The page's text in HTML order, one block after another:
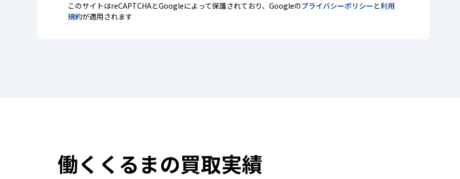
このサイトはreCAPTCHAとGoogleによって保護されており、Googleのプライバシーポリシーと利用
規約が適用されます
働くくるまの買取実績